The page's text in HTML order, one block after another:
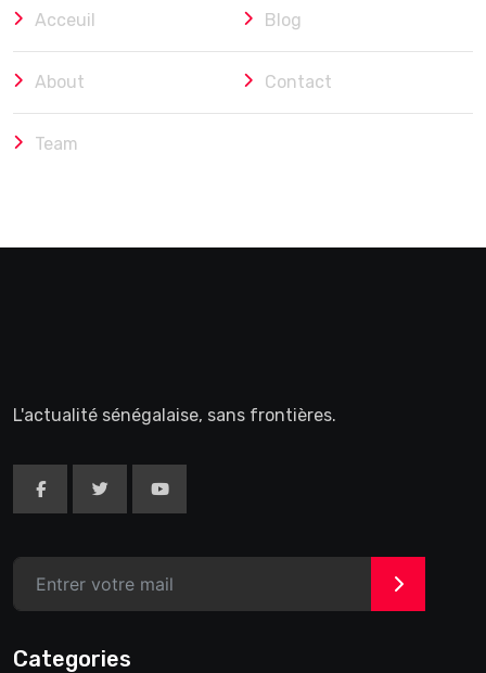
Acceuil Blog
About Contact
Team
L'actualité sénégalaise, sans frontières.
>
Categories